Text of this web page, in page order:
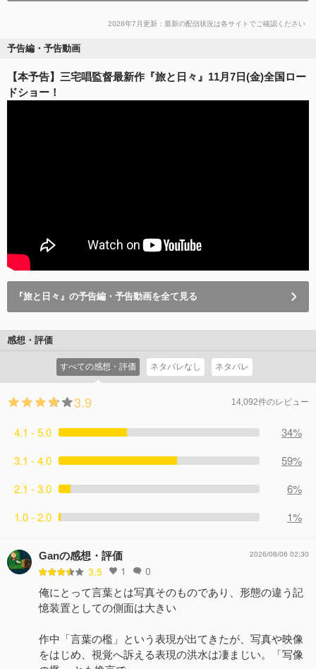
2026年7月更新：最新の配信状況は各サイトでご確認ください
予告編・予告動画
【本予告】三宅唱監督最新作『旅と日々』11月7日(金)全国ロー
ドショー！
『旅と日々』の予告編・予告動画を全て見る
感想・評価
すべての感想・評価 ネタバレなし ネタバレ
3.9 14,092件のレビュー
4.1 - 5.0
34%
3.1 - 4.0
59%
2.1 - 3.0
6%
1.0 - 2.0
1%
Ganの感想・評価
3.5 1 0
2026/08/06 02:30
俺にとって言葉とは写真そのものであり、形態の違う記
憶装置としての側面は大きい
作中「言葉の檻」という表現が出てきたが、写真や映像
をはじめ、視覚へ訴える表現の洪水は凄まじい。「写像